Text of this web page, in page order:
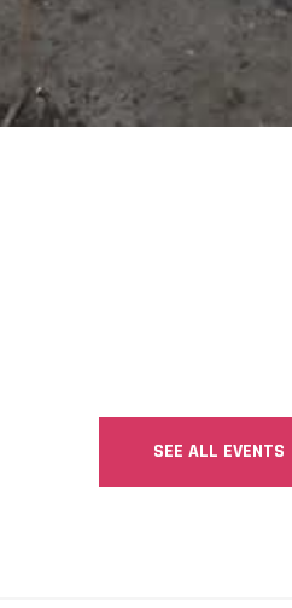
SEE ALL EVENTS